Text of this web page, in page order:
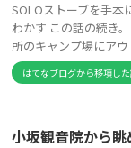
SOLOストーブを手本
わかす この話の続き
所のキャンプ場にア
はてなブログから移項し
小坂観音院から